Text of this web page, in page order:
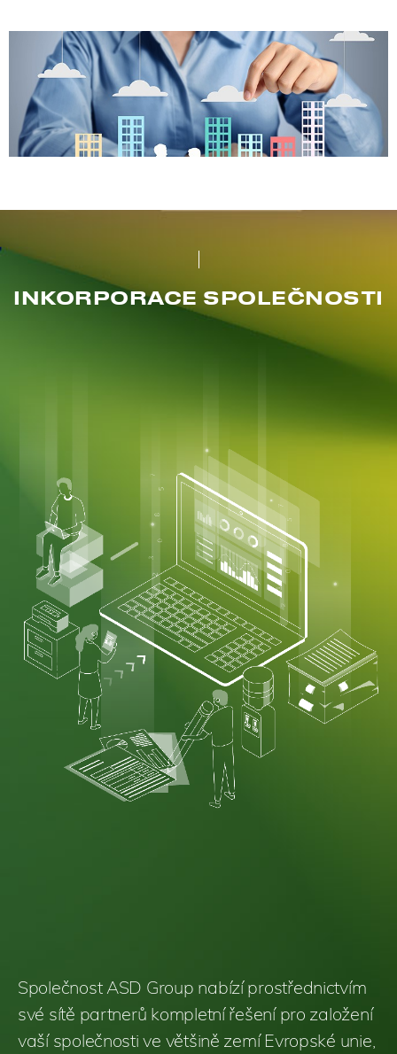
INKORPORACE SPOLEČNOSTI
Společnost ASD Group nabízí prostřednictvím
své sítě partnerů kompletní řešení pro založení
vaší společnosti ve většině zemí Evropské unie,